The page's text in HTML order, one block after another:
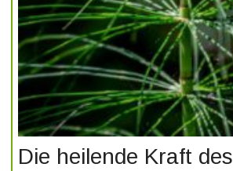
Die heilende Kraft des